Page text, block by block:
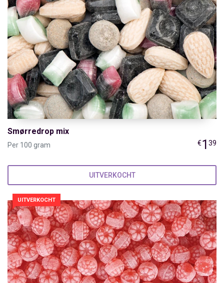
Smørredrop mix
Per 100 gram €1 39
UITVERKOCHT
UITVERKOCHT